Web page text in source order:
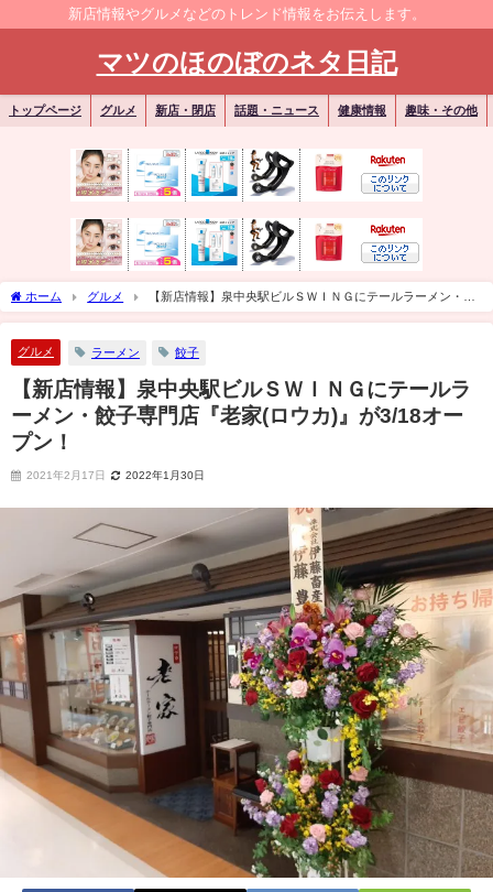
新店情報やグルメなどのトレンド情報をお伝えします。
マツのほのぼのネタ日記
トップページ グルメ 新店・閉店 話題・ニュース 健康情報 趣味・その他
ホーム グルメ
【新店情報】泉中央駅ビルＳＷＩＮＧにテールラーメン・餃
子専門店『老家(ロウカ)』が3/18オープン！
グルメ ラーメン 餃子
【新店情報】泉中央駅ビルＳＷＩＮＧにテールラ
ーメン・餃子専門店『老家(ロウカ)』が3/18オー
プン！
2021年2月17日 2022年1月30日